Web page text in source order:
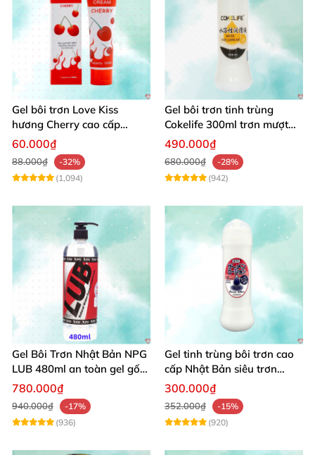
Gel bôi trơn Love Kiss
hương Cherry cao cấp
100ml dịu nhẹ an toàn
60.000₫
88.000₫
-32%
(1,094)
Gel bôi trơn tinh trùng
Cokelife 300ml trơn mượt
quan hệ gay
490.000₫
680.000₫
-28%
(942)
Gel Bôi Trơn Nhật Bản NPG
LUB 480ml an toàn gel gốc
nước, chống viêm phụ khoa
780.000₫
940.000₫
-17%
(936)
Gel tinh trùng bôi trơn cao
cấp Nhật Bản siêu trơn
300ml
300.000₫
352.000₫
-15%
(920)